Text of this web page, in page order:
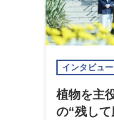
インタビュー
植物を主
の“残し